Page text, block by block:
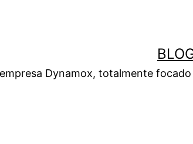
Dynamox, totalmente